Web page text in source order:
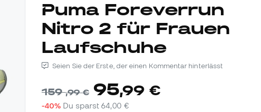
Puma Foreverrun
Nitro 2 für Frauen
Laufschuhe
Seien Sie der Erste, der einen Kommentar hinterlässt
159,99 € 95,99 €
-40% Du sparst64,00 €